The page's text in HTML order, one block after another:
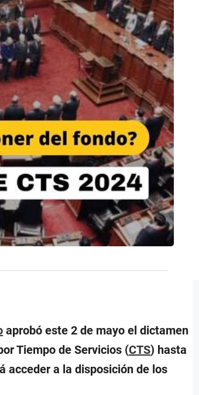
aprobó este 2 de mayo el dictamen
Tiempo de Servicios (CTS) hasta
acceder a la disposición de los